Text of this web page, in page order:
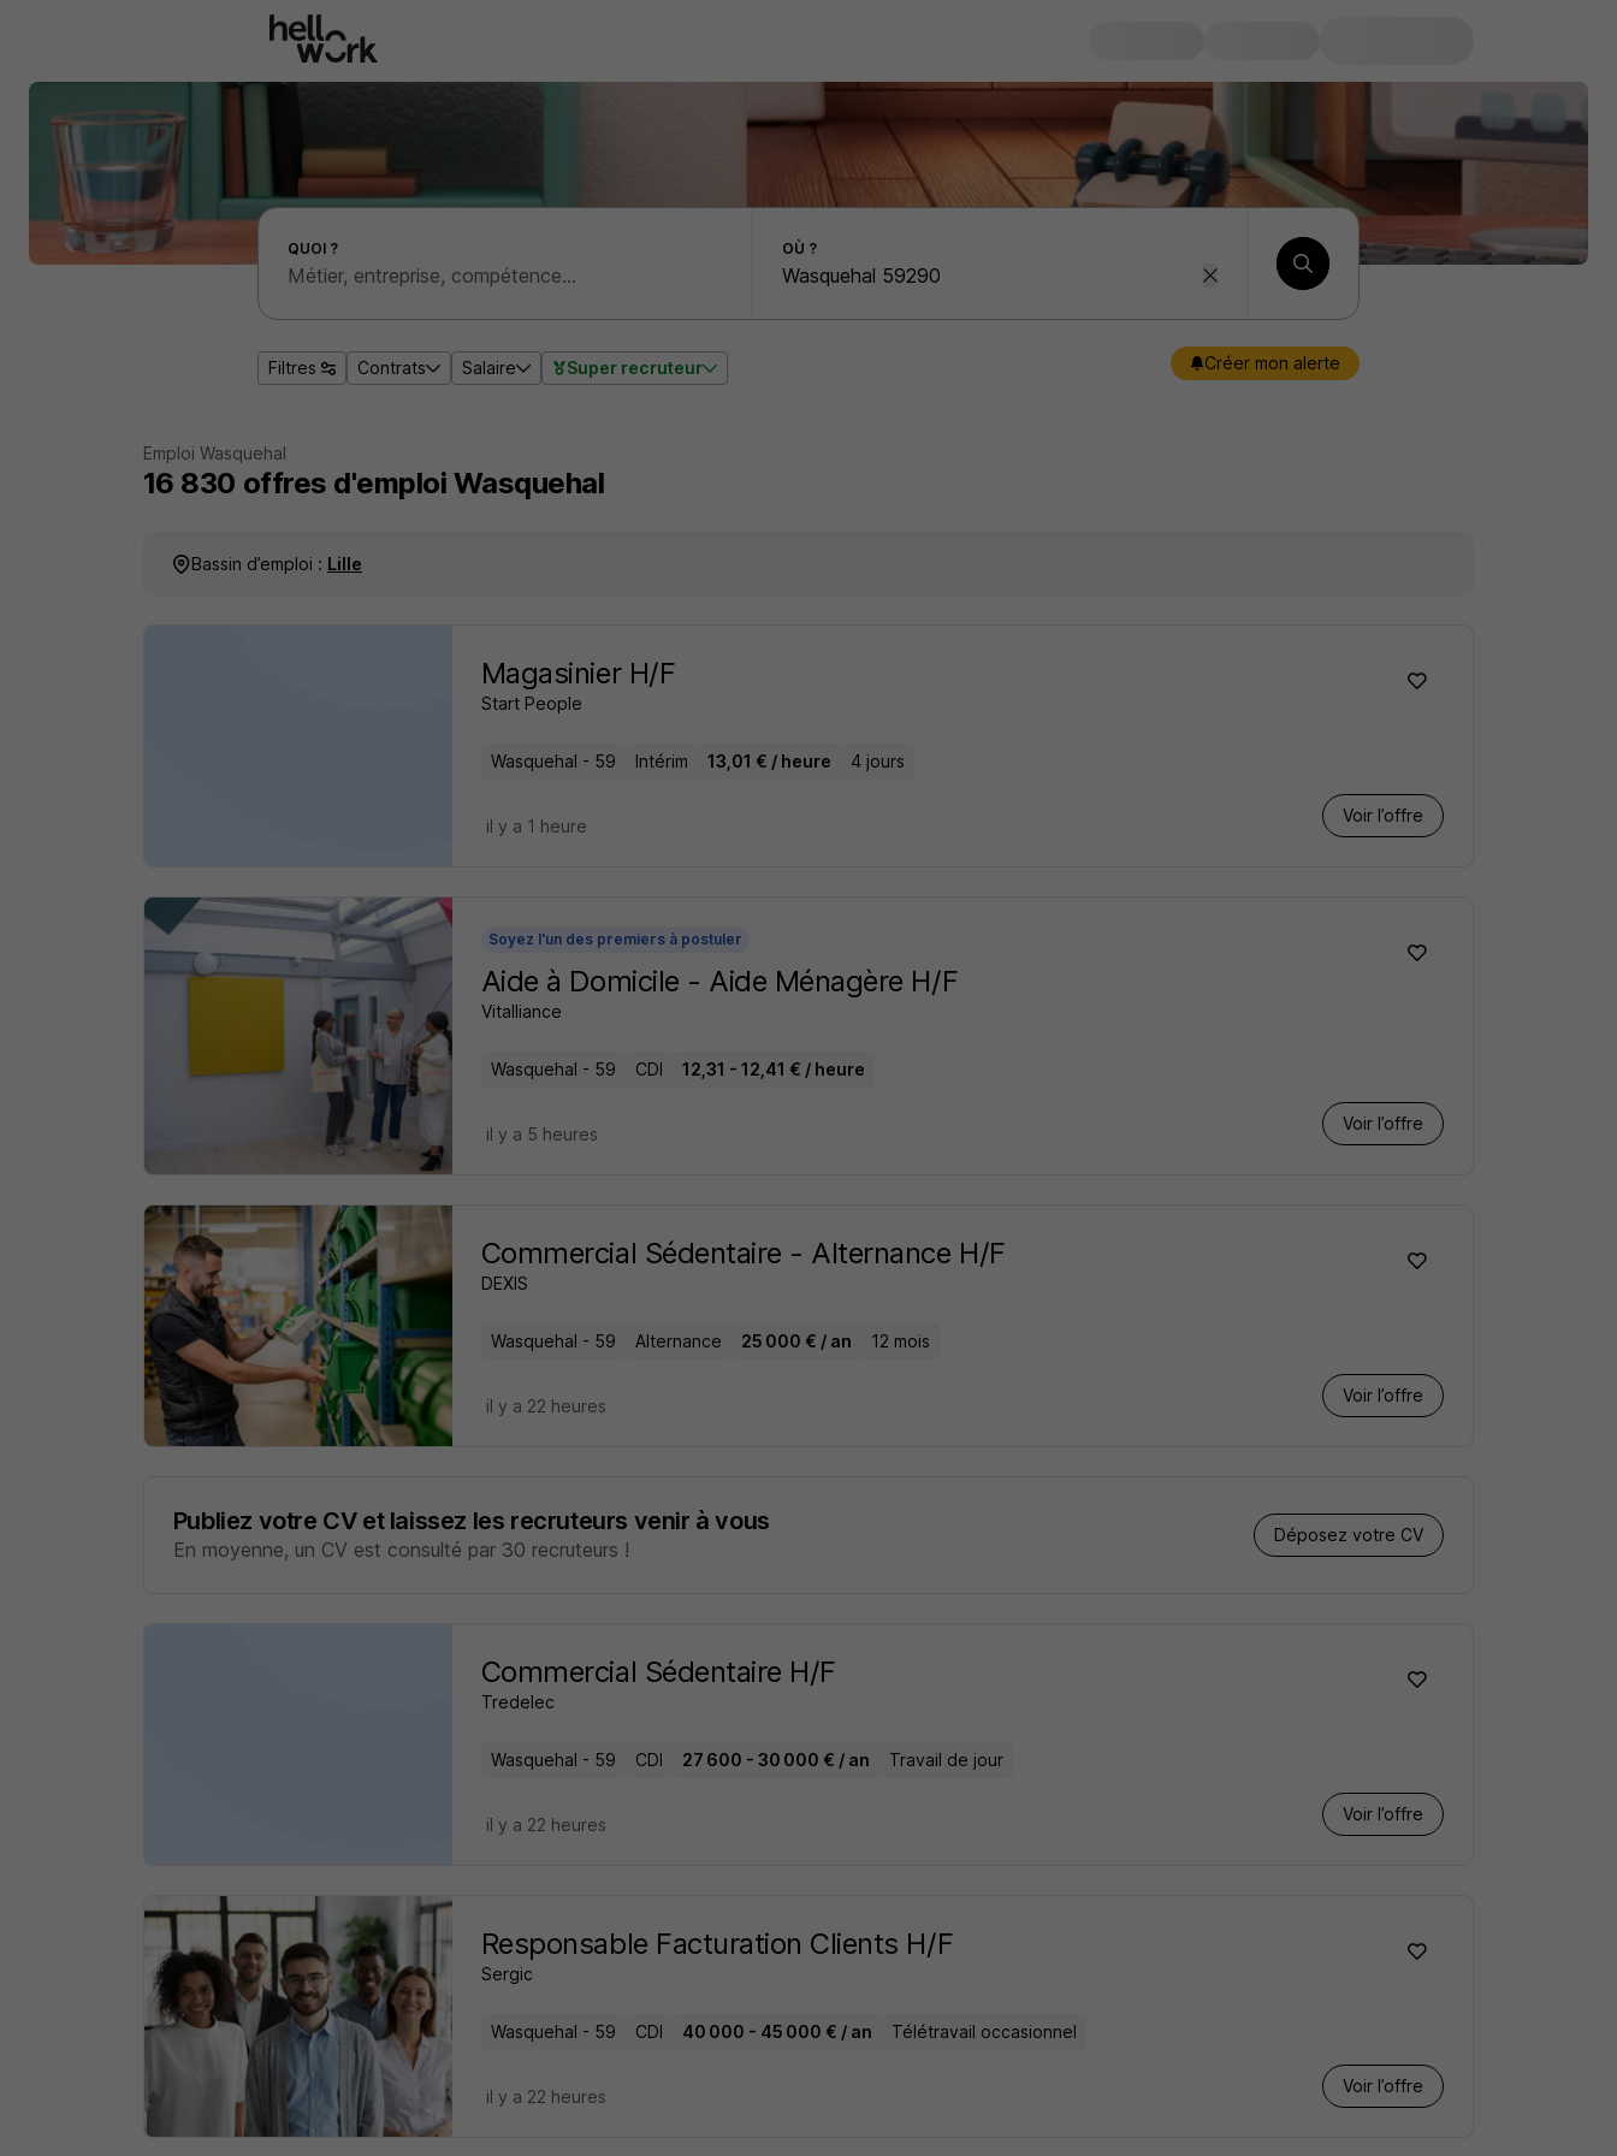
Effectuer une recherche d'emploi par localité
QUOI ? OÙ ?
Filtres Contrats Salaire Super recruteur Créer mon alerte
Emploi Wasquehal
16 830 offres d'emploi Wasquehal
Bassin d’emploi : Lille
Magasinier H/F
Start People
Wasquehal - 59 Intérim 13,01 € / heure 4 jours
Voir l’offre
il y a 1 heure
Soyez l'un des premiers à postuler
Aide à Domicile - Aide Ménagère H/F
Vitalliance
Wasquehal - 59 CDI 12,31 - 12,41 € / heure
Voir l’offre
il y a 5 heures
Commercial Sédentaire - Alternance H/F
DEXIS
Wasquehal - 59 Alternance 25 000 € / an 12 mois
Voir l’offre
il y a 22 heures
Publiez votre CV et laissez les recruteurs venir à vous
En moyenne, un CV est consulté par 30 recruteurs !
Déposez votre CV
Commercial Sédentaire H/F
Tredelec
Wasquehal - 59 CDI 27 600 - 30 000 € / an Travail de jour
Voir l’offre
il y a 22 heures
Responsable Facturation Clients H/F
Sergic
Wasquehal - 59 CDI 40 000 - 45 000 € / an Télétravail occasionnel
Voir l’offre
il y a 22 heures